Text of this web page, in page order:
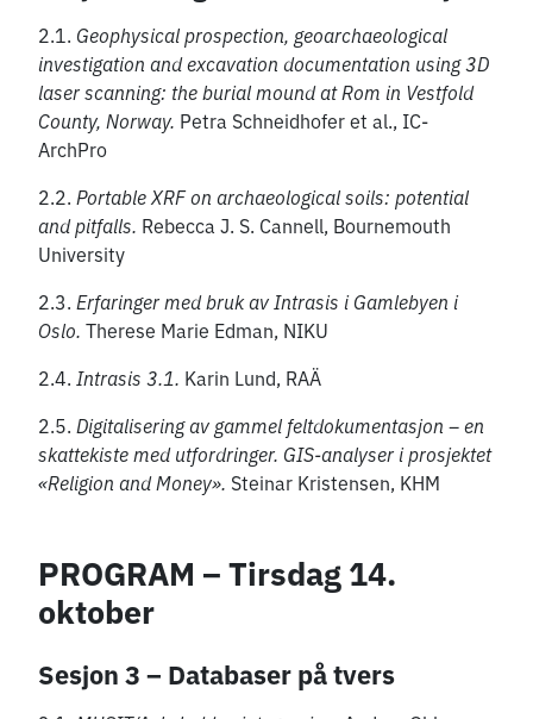
2.1. Geophysical prospection, geoarchaeological
investigation and excavation documentation using 3D
laser scanning: the burial mound at Rom in Vestfold
County, Norway. Petra Schneidhofer et al., IC-
ArchPro
2.2. Portable XRF on archaeological soils: potential
and pitfalls. Rebecca J. S. Cannell, Bournemouth
University
2.3. Erfaringer med bruk av Intrasis i Gamlebyen i
Oslo. Therese Marie Edman, NIKU
2.4. Intrasis 3.1. Karin Lund, RAÄ
2.5. Digitalisering av gammel feltdokumentasjon – en
skattekiste med utfordringer. GIS-analyser i prosjektet
«Religion and Money». Steinar Kristensen, KHM
PROGRAM – Tirsdag 14.
oktober
Sesjon 3 – Databaser på tvers